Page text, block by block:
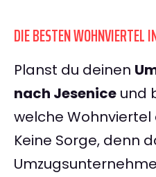
DIE BESTEN WOHNVIERTEL
Planst du deinen
nach Jesenice und
welche
Keine Sorge, denn